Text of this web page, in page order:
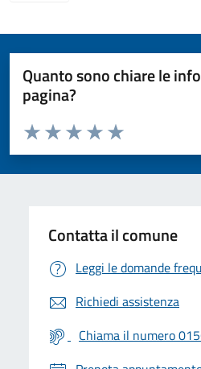
Quanto sono chiare le
pagina?
Valuta da 1 a 5 stelle la pagina
Valuta 5 stelle
Valuta 4 stelle su 5
Valuta 3 stelle su 5
Valuta 2 stelle su 5
Valuta 1 stelle su 5
Contatta il comune
Leggi le domande
Richiedi assistenza
Chiama il numero